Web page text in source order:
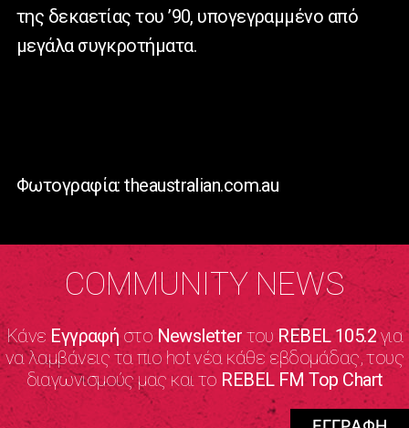
της δεκαετίας του ’90, υπογεγραμμένο από
μεγάλα συγκροτήματα.
Φωτογραφία: theaustralian.com.au
COMMUNITY NEWS
Κάνε Εγγραφήστο NewsletterτουREBEL 105.2για
να λαμβάνεις τα πιο hot νέα κάθε εβδομάδας, τους
διαγωνισμούς μας και το REBEL FM Top Chart